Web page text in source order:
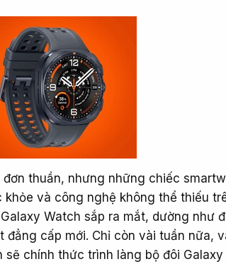
thuần, nhưng những chiếc
và công nghệ không thể thiếu
Watch sắp ra mắt, dường như
đẳng cấp mới. Chỉ còn vài tuần nữa,
chính thức trình làng bộ đôi